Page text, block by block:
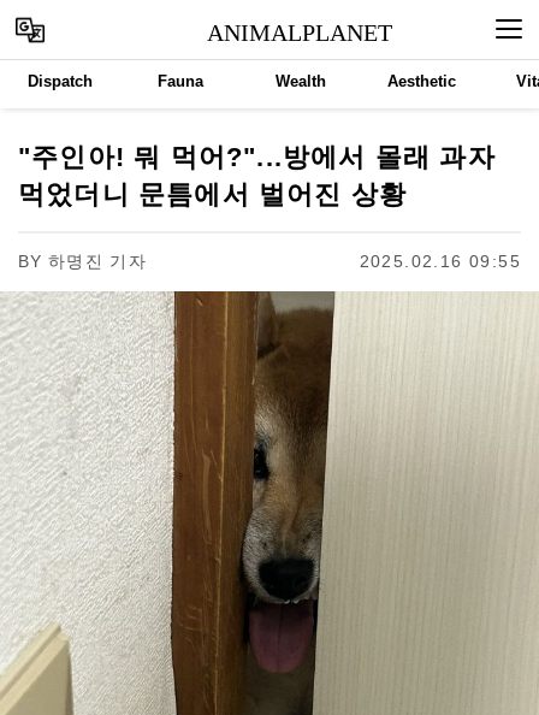
ANIMALPLANET
Dispatch Fauna Wealth Aesthetic
"주인아! 뭐 먹어?"...방에서 몰래 과자
먹었더니 문틈에서 벌어진 상황
BY 하명진 기자 2025.02.16 09:55